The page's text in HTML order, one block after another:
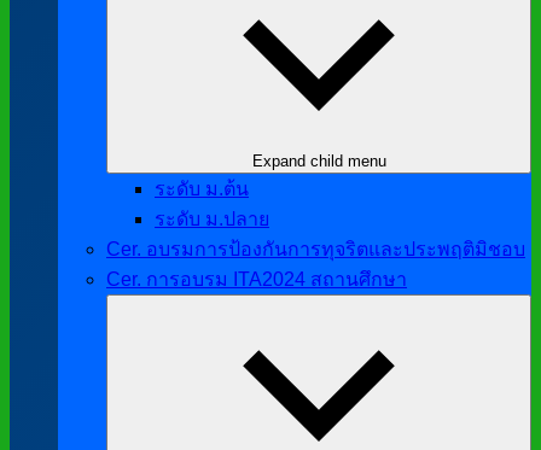
Expand child menu
ระดับ ม.ต้น
ระดับ ม.ปลาย
Cer. อบรมการป้องกันการทุจริตและประพฤติมิชอบ
Cer. การอบรม ITA2024 สถานศึกษา